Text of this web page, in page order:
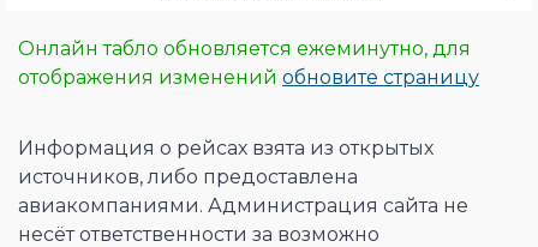
Онлайн табло обновляется ежеминутно, для
отображения изменений обновите страницу
Информация о рейсах взята из открытых
источников, либо предоставлена
авиакомпаниями. Администрация сайта не
несёт ответственности за возможно